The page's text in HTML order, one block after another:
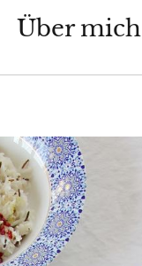
Über mich